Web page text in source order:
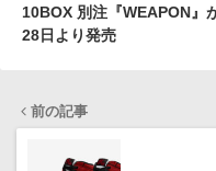
10BOX 別注『WEAPON』
28日より発売
前の記事